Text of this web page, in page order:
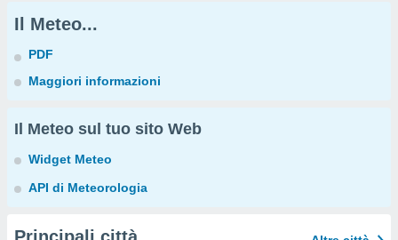
Il Meteo...
PDF
Maggiori informazioni
Il Meteo sul tuo sito Web
Widget Meteo
API di Meteorologia